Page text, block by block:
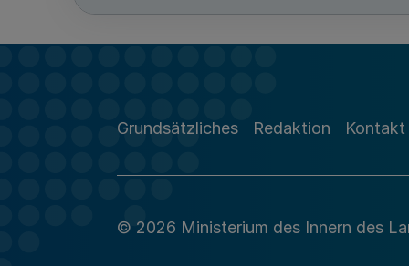
Grundsätzliches Redaktion Kontakt
© 2026 Ministerium des Innern des